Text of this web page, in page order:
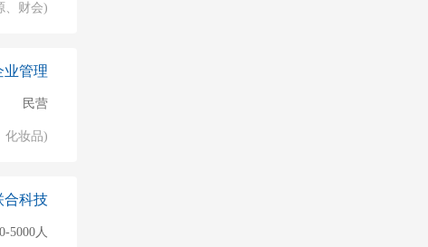
、财会)
业管理
民营
化妆品)
合科技
5000人